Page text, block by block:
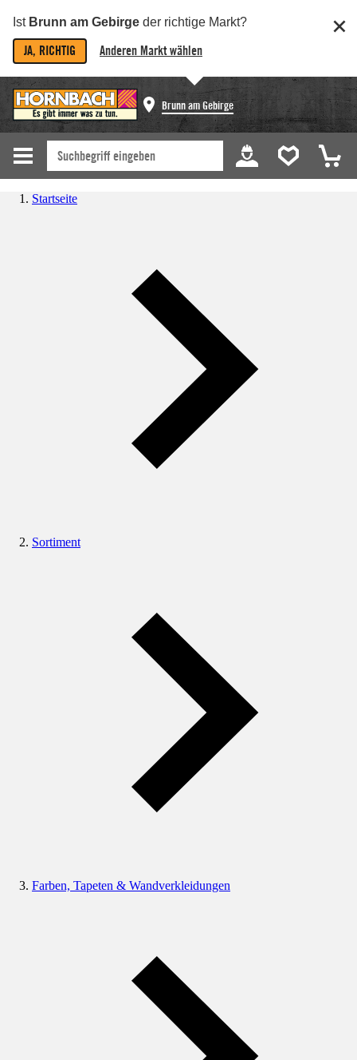
Ist Brunn am Gebirge der richtige Markt?
JA, RICHTIG Anderen Markt wählen
Brunn am Gebirge
Startseite
Sortiment
Farben, Tapeten & Wandverkleidungen